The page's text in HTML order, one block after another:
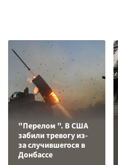
"Перелом ". В США
забили тревогу из-
за случившегося в
Донбассе